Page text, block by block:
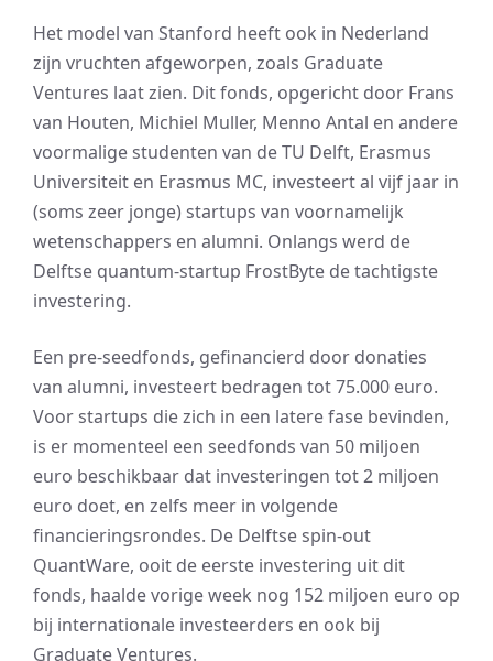
Het model van Stanford heeft ook in Nederland
zijn vruchten afgeworpen, zoals Graduate
Ventures laat zien. Dit fonds, opgericht door Frans
van Houten, Michiel Muller, Menno Antal en andere
voormalige studenten van de TU Delft, Erasmus
Universiteit en Erasmus MC, investeert al vijf jaar in
(soms zeer jonge) startups van voornamelijk
wetenschappers en alumni. Onlangs werd de
Delftse quantum-startup FrostByte de tachtigste
investering.
Een pre-seedfonds, gefinancierd door donaties
van alumni, investeert bedragen tot 75.000 euro.
Voor startups die zich in een latere fase bevinden,
is er momenteel een seedfonds van 50 miljoen
euro beschikbaar dat investeringen tot 2 miljoen
euro doet, en zelfs meer in volgende
financieringsrondes. De Delftse spin-out
QuantWare, ooit de eerste investering uit dit
fonds, haalde vorige week nog 152 miljoen euro op
bij internationale investeerders en ook bij
Graduate Ventures.